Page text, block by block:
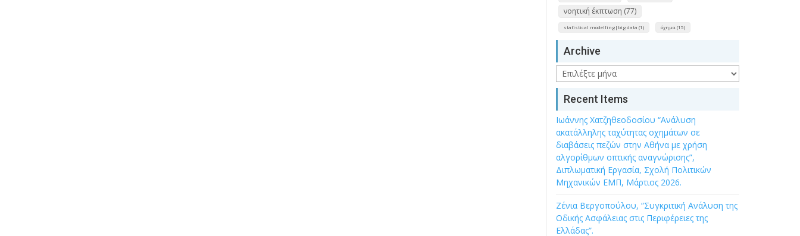
νοητική έκπτωση (77)
statistical modelling|big data (1) όχημα (15)
Archive
Archive
Recent Items
Ιωάννης Χατζηθεοδοσίου “Ανάλυση
ακατάλληλης ταχύτητας οχημάτων σε
διαβάσεις πεζών στην Αθήνα με χρήση
αλγορίθμων οπτικής αναγνώρισης”,
Διπλωματική Εργασία, Σχολή Πολιτικών
Μηχανικών ΕΜΠ, Μάρτιος 2026.
Ζένια Βεργοπούλου, “Συγκριτική Ανάλυση της
Οδικής Ασφάλειας στις Περιφέρειες της
Ελλάδας”.